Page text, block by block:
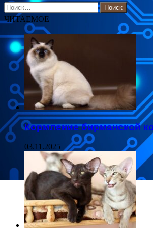
Найти:
ЧИТАЕМОЕ
Кормление бирманской
03.11.2025